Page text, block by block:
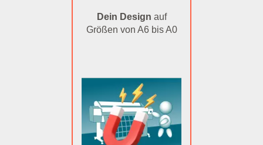
Dein Design auf
Größen von A6 bis A0